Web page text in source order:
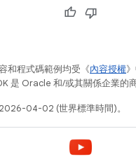
和程式碼範例均受《內容授權
是 Oracle 和/或其關係企業的
04-02 (世界標準時間)。